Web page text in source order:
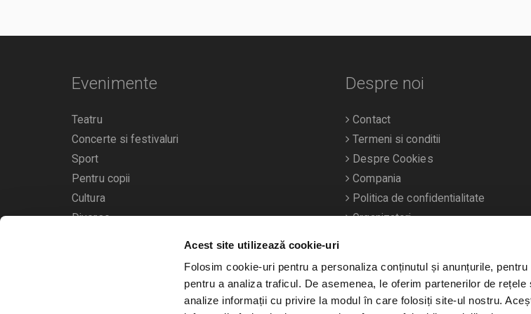
Acest site utilizează cookie-uri
Folosim cookie-uri pentru a personaliza conținutul și anunțurile,
pentru a analiza traficul. De asemenea, le oferim partenerilor de
analize informații cu privire la modul în care folosiți site-ul nostru.
Evenimente
Teatru
Concerte si festivaluri
Sport
Pentru copii
Cultura
Diverse
Calendarul evenimentelor
Despre noi
Contact
Termeni si conditii
Despre Cookies
Compania
Politica de confidentialitate
Organizatori